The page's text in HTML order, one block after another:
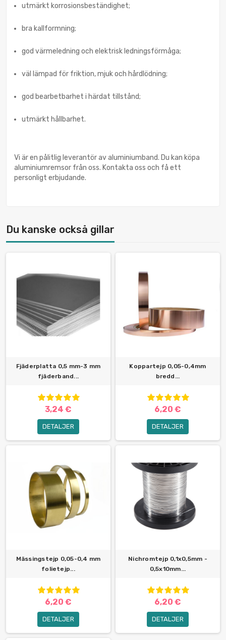
utmärkt korrosionsbeständighet;
bra kallformning;
god värmeledning och elektrisk ledningsförmåga;
väl lämpad för friktion, mjuk och hårdlödning;
god bearbetbarhet i härdat tillstånd;
utmärkt hållbarhet.
Vi är en pålitlig leverantör av aluminiumband. Du kan köpa
aluminiumremsor från oss. Kontakta oss och få ett
personligt erbjudande.
Du kanske också gillar
Fjäderplatta 0,5 mm-3 mm
fjäderband...
3,24 €
DETALJER
Koppartejp 0,05-0,4mm
bredd...
6,20 €
DETALJER
Mässingstejp 0,05-0,4 mm
folietejp...
6,20 €
DETALJER
Nichromtejp 0,1x0,5mm -
0,5x10mm...
6,20 €
DETALJER